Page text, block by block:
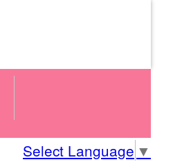
Select Language ▼